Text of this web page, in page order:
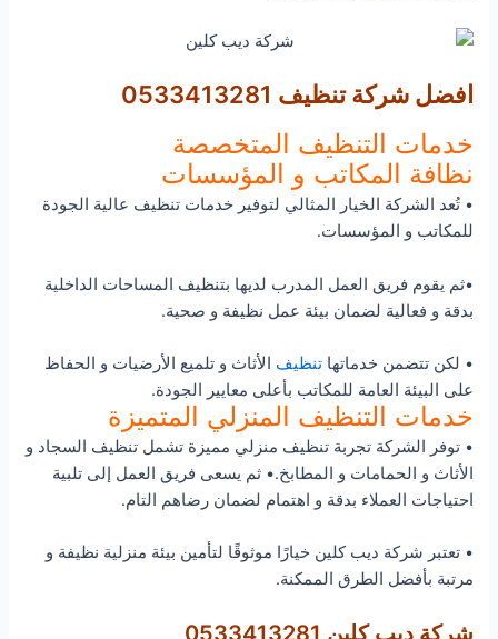
افضل شركة تنظيف 0533413281
خدمات التنظيف المتخصصة
نظافة المكاتب و المؤسسات
• تُعد الشركة الخيار المثالي لتوفير خدمات تنظيف عالية الجودة
للمكاتب و المؤسسات.
•ثم يقوم فريق العمل المدرب لديها بتنظيف المساحات الداخلية
بدقة و فعالية لضمان بيئة عمل نظيفة و صحية.
• لكن تتضمن خدماتهاتنظيف الأثاث و تلميع الأرضيات و الحفاظ
على البيئة العامة للمكاتب بأعلى معايير الجودة.
خدمات التنظيف المنزلي المتميزة
• توفر الشركة تجربة تنظيف منزلي مميزة تشمل تنظيف السجاد و
الأثاث و الحمامات و المطابخ.• ثم يسعى فريق العمل إلى تلبية
احتياجات العملاء بدقة و اهتمام لضمان رضاهم التام.
• تعتبر شركة ديب كلين خيارًا موثوقًا لتأمين بيئة منزلية نظيفة و
مرتبة بأفضل الطرق الممكنة.
شركة ديب كلين 0533413281